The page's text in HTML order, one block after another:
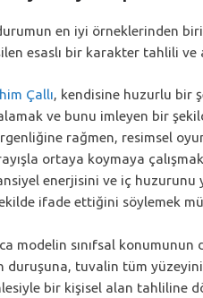
en iyi örneklerinden biri
esaslı bir karakter tahlili ve
Çallı, kendisine huzurlu bir
ve bunu imleyen bir
rağmen, resimsel
ortaya koymaya
enerjisini ve iç huzurunu
ifade ettiğini söylemek
modelin sınıfsal
duruşuna, tuvalin tüm
bir kişisel alan tahliline